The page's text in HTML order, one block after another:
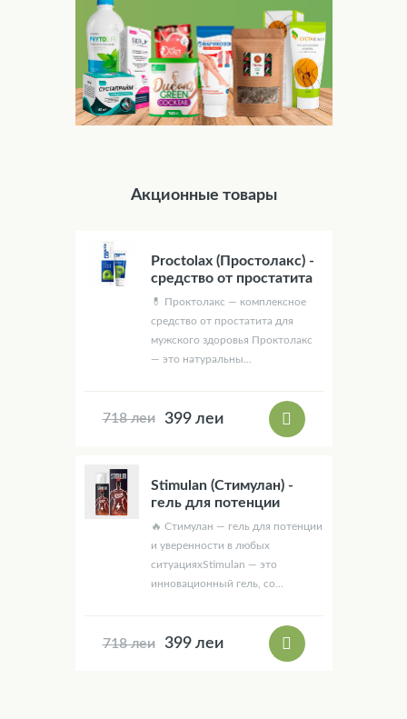
Акционные товары
Proctolax (Простолакс) -
средство от простатита
💊 Проктолакс — комплексное
средство от простатита для
мужского здоровья Проктолакс
— это натуральны...
718 леи 399 леи
Stimulan (Стимулан) -
гель для потенции
🔥 Стимулан — гель для потенции
и уверенности в любых
ситуацияхStimulan — это
инновационный гель, со...
718 леи 399 леи